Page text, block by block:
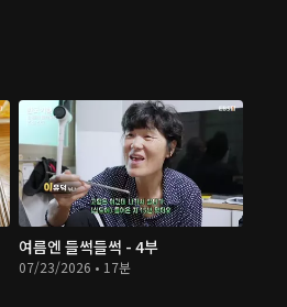
여름엔 들썩들썩 - 4부
07/23/2026 • 17분